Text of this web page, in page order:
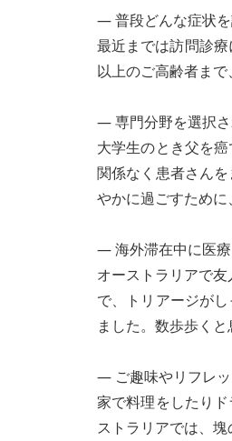
― 普段どんな症状
最近までは訪問診
以上のご高齢者まで
― 専門分野を選択さ
大学生のとき父を
関係なく患者さん
やかに過ごすため
― 海外滞在中に医
オーストラリアで
で、トリアージが
ました。数歩歩く
― ご趣味やリフレッ
家で料理をしたり
ストラリアでは、